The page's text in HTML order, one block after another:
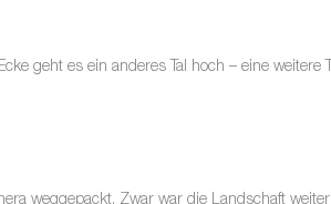
geht es ein anderes Tal hoch – eine weitere